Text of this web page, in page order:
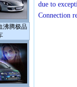
沸腾极品
due to
Connection